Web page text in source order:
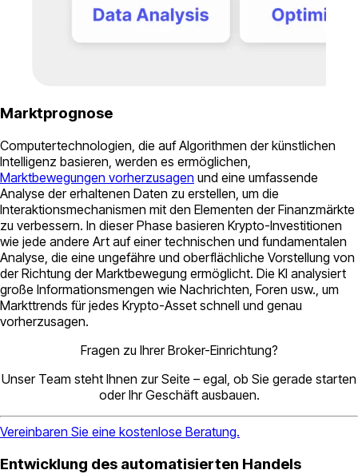
Marktprognose
Computertechnologien, die auf Algorithmen der künstlichen
Intelligenz basieren, werden es ermöglichen,
Marktbewegungen vorherzusagen und eine umfassende
Analyse der erhaltenen Daten zu erstellen, um die
Interaktionsmechanismen mit den Elementen der Finanzmärkte
zu verbessern. In dieser Phase basieren Krypto-Investitionen
wie jede andere Art auf einer technischen und fundamentalen
Analyse, die eine ungefähre und oberflächliche Vorstellung von
der Richtung der Marktbewegung ermöglicht. Die KI analysiert
große Informationsmengen wie Nachrichten, Foren usw., um
Markttrends für jedes Krypto-Asset schnell und genau
vorherzusagen.
Fragen zu Ihrer Broker-Einrichtung?
Unser Team steht Ihnen zur Seite – egal, ob Sie gerade starten
oder Ihr Geschäft ausbauen.
Vereinbaren Sie eine kostenlose Beratung.
Entwicklung des automatisierten Handels